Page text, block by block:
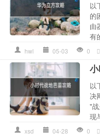
以
的
由
有
hwl 05-03 0
以
决
"
现
xsd 04-28 0